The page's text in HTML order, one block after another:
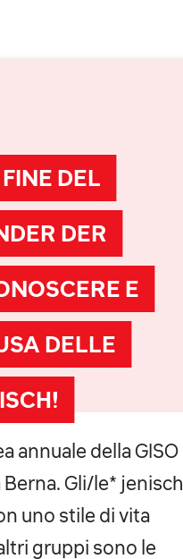
DEL
DER
E
DELLE
annuale della GISO
Berna. Gli/le* jenisch
uno stile di vita
gruppi sono le